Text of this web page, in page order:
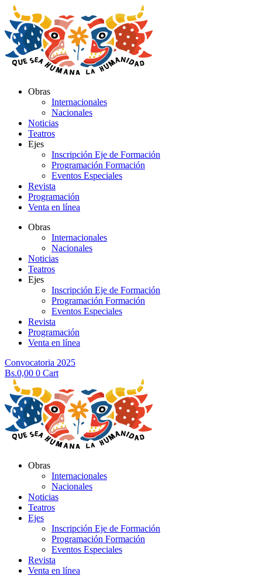
al
contenido
Obras
Internacionales
Nacionales
Noticias
Teatros
Ejes
Inscripción Eje de Formación
Programación Formación
Eventos Especiales
Revista
Programación
Venta en línea
Obras
Internacionales
Nacionales
Noticias
Teatros
Ejes
Inscripción Eje de Formación
Programación Formación
Eventos Especiales
Revista
Programación
Venta en línea
Convocatoria 2025
Bs.0,00 0 Cart
Obras
Internacionales
Nacionales
Noticias
Teatros
Ejes
Inscripción Eje de Formación
Programación Formación
Eventos Especiales
Revista
Venta en línea